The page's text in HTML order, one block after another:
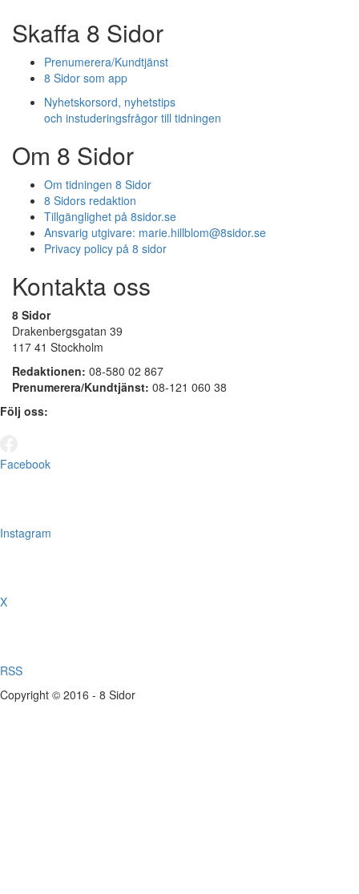
Skaffa 8 Sidor
Prenumerera/Kundtjänst
8 Sidor som app
Nyhetskorsord, nyhetstips
och instuderingsfrågor till tidningen
Om 8 Sidor
Om tidningen 8 Sidor
8 Sidors redaktion
Tillgänglighet på 8sidor.se
Ansvarig utgivare: marie.hillblom@8sidor.se
Privacy policy på 8 sidor
Kontakta oss
8 Sidor
Drakenbergsgatan 39
117 41 Stockholm
Redaktionen: 08-580 02 867
Prenumerera/Kundtjänst: 08-121 060 38
Följ oss:
Facebook
Instagram
X
RSS
Copyright © 2016 - 8 Sidor